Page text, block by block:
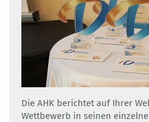
Die AHK berichtet auf Ihrer
Wettbewerb in seinen